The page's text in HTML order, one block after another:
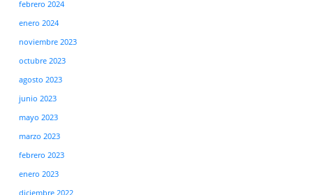
febrero 2024
enero 2024
noviembre 2023
octubre 2023
agosto 2023
junio 2023
mayo 2023
marzo 2023
febrero 2023
enero 2023
diciembre 2022